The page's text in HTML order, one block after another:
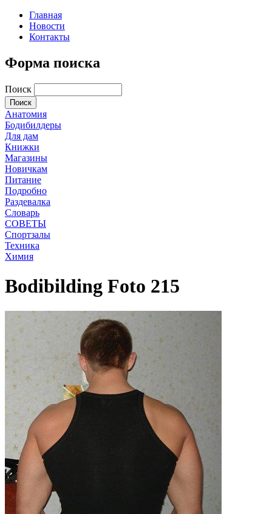
Главная
Новости
Контакты
Форма поиска
Поиск
Анатомия
Бодибилдеры
Для дам
Книжки
Магазины
Новичкам
Питание
Подробно
Раздевалка
Словарь
СОВЕТЫ
Спортзалы
Техника
Химия
Bodibilding Foto 215